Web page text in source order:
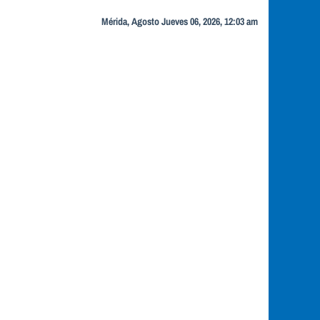
Mérida, Agosto Jueves 06, 2026, 12:03 am